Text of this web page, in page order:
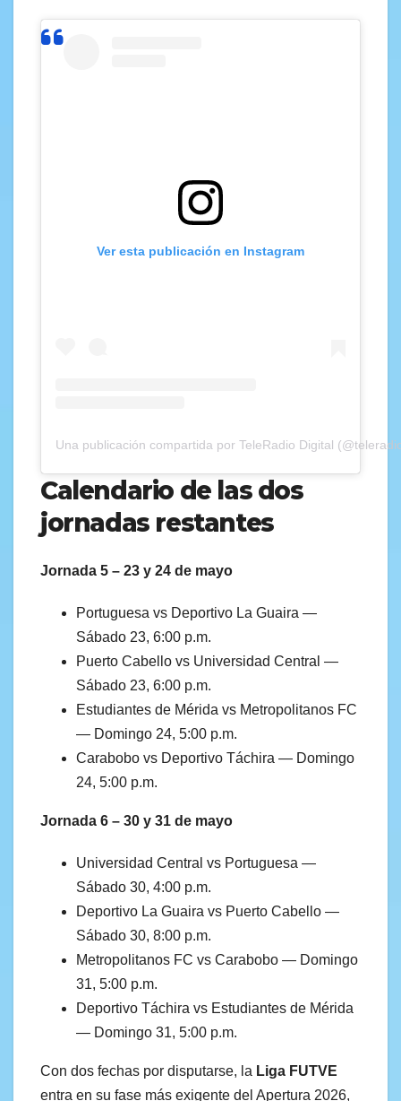
Ver esta publicación en Instagram
Una publicación compartida por TeleRadio Digital
Calendario de las dos
jornadas restantes
Jornada 5 – 23 y 24 de mayo
Portuguesa vs Deportivo La Guaira —
Sábado 23, 6:00 p.m.
Puerto Cabello vs Universidad Central —
Sábado 23, 6:00 p.m.
Estudiantes de Mérida vs Metropolitanos FC
— Domingo 24, 5:00 p.m.
Carabobo vs Deportivo Táchira — Domingo
24, 5:00 p.m.
Jornada 6 – 30 y 31 de mayo
Universidad Central vs Portuguesa —
Sábado 30, 4:00 p.m.
Deportivo La Guaira vs Puerto Cabello —
Sábado 30, 8:00 p.m.
Metropolitanos FC vs Carabobo — Domingo
31, 5:00 p.m.
Deportivo Táchira vs Estudiantes de Mérida
— Domingo 31, 5:00 p.m.
Con dos fechas por disputarse, la Liga FUTVE
entra en su fase más exigente del Apertura 2026,